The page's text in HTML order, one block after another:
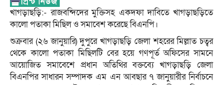
খাগড়াছড়ি:- রাজবন্দিদের মুক্তিসহ একদফা দাবিতে খাগড়াছড়িতে
কালো পতাকা মিছিল ও সমাবেশ করেছে বিএনপি।
শুক্রবার (২৬ জানুয়ারি) দুপুরে খাগড়াছড়ি জেলা শহরের মিল্লাত চত্বর
থেকে কালো পতাকা মিছিলটি বের হয়ে গণপূর্ত অফিসের সামনে
আয়োজিত সমাবেশে প্রধান অতিথির বক্তব্যে খাগড়াছড়ি জেলা
বিএনপির সাধারন সম্পাদক এম এন আবছার ৭ জানুয়ারীর নির্বাচনে